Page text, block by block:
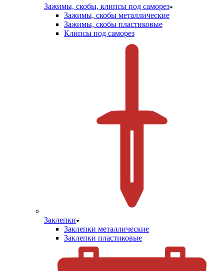
Зажимы, скобы, клипсы под саморез
Зажимы, скобы металлические
Зажимы, скобы пластиковые
Клипсы под саморез
Заклепки
Заклепки металлические
Заклепки пластиковые